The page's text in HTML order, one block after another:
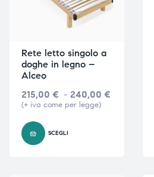
Rete letto singolo a
doghe in legno –
Alceo
215,00 € - 240,00 €
(+ iva come per legge)
SCEGLI